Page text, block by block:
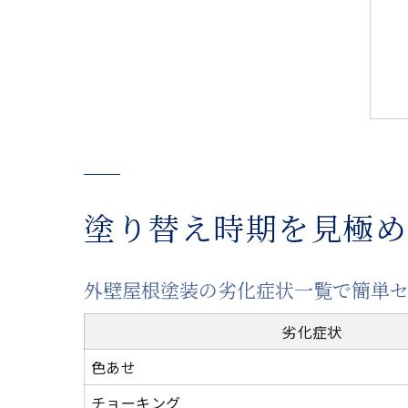
塗り替え時期を見極
外壁屋根塗装の劣化症状一覧で簡単
劣化症状
色あせ
チョーキング